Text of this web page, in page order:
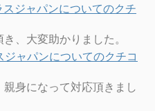
スジャパンについてのクチ
、大変助かりました。
ジャパンについてのクチコ
身になって対応頂きまし